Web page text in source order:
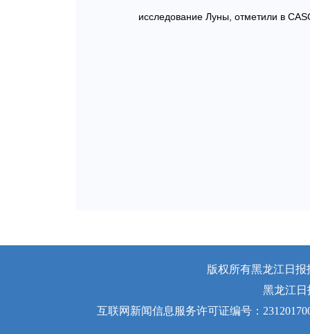
исследование Луны, отметили в
版权所有黑龙江日报
黑龙江日
互联网新闻信息服务许可证编号：